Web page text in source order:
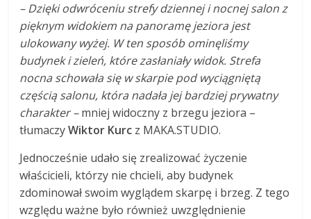
– Dzięki odwróceniu strefy dziennej i nocnej salon z
pięknym widokiem na panoramę jeziora jest
ulokowany wyżej. W ten sposób ominęliśmy
budynek i zieleń, które zasłaniały widok. Strefa
nocna schowała się w skarpie pod wyciągniętą
częścią salonu, która nadała jej bardziej prywatny
charakter –mniej widoczny z brzegu jeziora –
tłumaczyWiktor Kurc z MAKA.STUDIO.
Jednocześnie udało się zrealizować życzenie
właścicieli, którzy nie chcieli, aby budynek
zdominował swoim wyglądem skarpę i brzeg. Z tego
względu ważne było również uwzględnienie